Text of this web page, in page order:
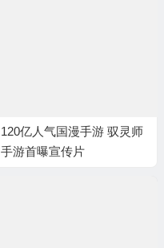
120亿人气国漫手游 驭灵师
手游首曝宣传片